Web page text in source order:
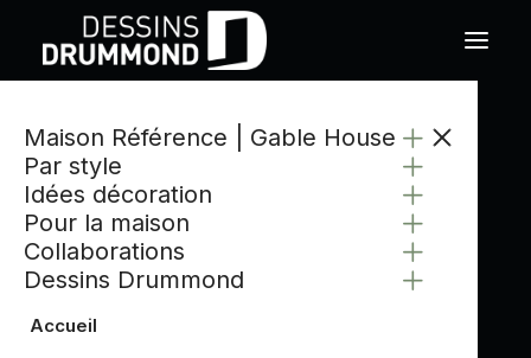
Maison Référence | Gable House
Par style
Idées décoration
Pour la maison
Collaborations
Dessins Drummond
Accueil